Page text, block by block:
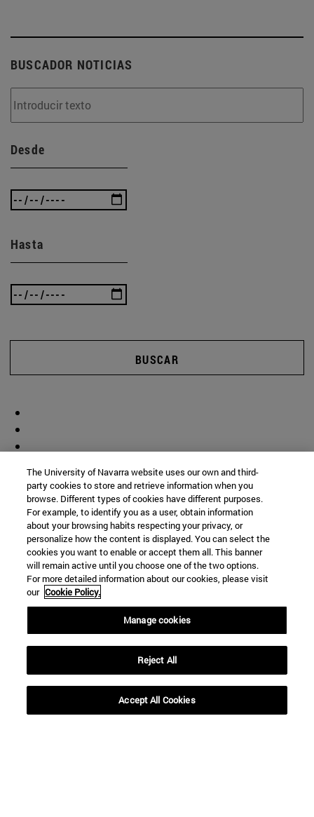
BUSCADOR NOTICIAS
Desde
Hasta
BUSCAR
(abre en nueva ventana)
The University of Navarra website uses our own and third-
party cookies to store and retrieve information when you
browse. Different types of cookies have different purposes.
For example, to identify you as a user, obtain information
about your browsing habits respecting your privacy, or
personalize how the content is displayed. You can select the
cookies you want to enable or accept them all. This banner
will remain active until you choose one of the two options.
For more detailed information about our cookies, please visit
our Cookie Policy.
Manage cookies
Reject All
Accept All Cookies